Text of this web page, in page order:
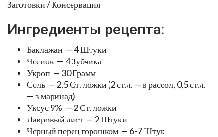
Заготовки / Консервация
Ингредиенты рецепта:
Баклажан — 4 Штуки
Чеснок — 4 Зубчика
Укроп — 30 Грамм
Соль — 2,5 Ст. ложки (2 ст.л. — в рассол, 0,5 ст.л.
— в маринад)
Уксус 9% — 2 Ст. ложки
Лавровый лист — 2 Штуки
Черный перец горошком — 6-7 Штук